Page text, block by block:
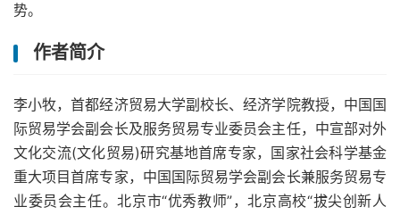
势。
作者简介
李小牧，首都经济贸易大学副校长、经济学院教授，中国国
际贸易学会副会长及服务贸易专业委员会主任，中宣部对外
文化交流(文化贸易)研究基地首席专家，国家社会科学基金
重大项目首席专家，中国国际贸易学会副会长兼服务贸易专
业委员会主任。北京市“优秀教师”，北京高校“拔尖创新人